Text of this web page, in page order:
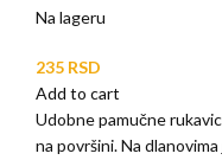
Na lageru
RSD
Add to cart
Udobne pamučne
na površini. Na